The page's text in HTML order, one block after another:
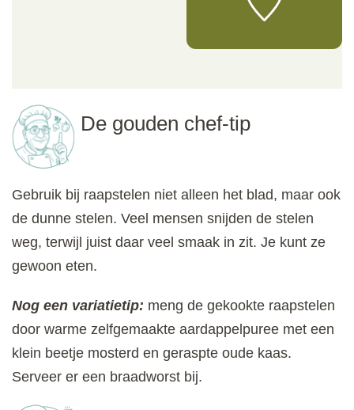
De gouden chef-tip
Gebruik bij raapstelen niet alleen het blad, maar ook
de dunne stelen. Veel mensen snijden de stelen
weg, terwijl juist daar veel smaak in zit. Je kunt ze
gewoon eten.
Nog een variatietip: meng de gekookte raapstelen
door warme zelfgemaakte aardappelpuree met een
klein beetje mosterd en geraspte oude kaas.
Serveer er een braadworst bij.